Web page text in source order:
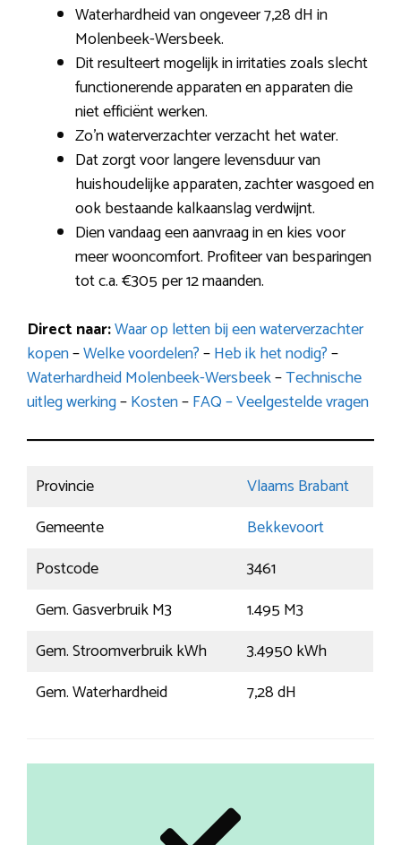
Waterhardheid van ongeveer 7,28 dH in
Molenbeek-Wersbeek.
Dit resulteert mogelijk in irritaties zoals slecht
functionerende apparaten en apparaten die
niet efficiënt werken.
Zo’n waterverzachter verzacht het water.
Dat zorgt voor langere levensduur van
huishoudelijke apparaten, zachter wasgoed en
ook bestaande kalkaanslag verdwijnt.
Dien vandaag een aanvraag in en kies voor
meer wooncomfort. Profiteer van besparingen
tot c.a. €305 per 12 maanden.
Direct naar:Waar op letten bij een waterverzachter
kopen–Welke voordelen?–Heb ik het nodig?–
Waterhardheid Molenbeek-Wersbeek–Technische
uitleg werking–Kosten–FAQ – Veelgestelde vragen
Provincie
Vlaams Brabant
Gemeente
Bekkevoort
Postcode
3461
Gem. Gasverbruik M3
1.495 M3
Gem. Stroomverbruik kWh
3.4950 kWh
Gem. Waterhardheid
7,28 dH